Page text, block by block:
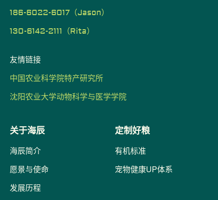
186-6022-6017（Jason）
130-6142-2111（Rita）
友情链接
中国农业科学院特产研究所
沈阳农业大学动物科学与医学学院
关于海辰
海辰简介
愿景与使命
发展历程
定制好粮
有机标准
宠物健康UP体系